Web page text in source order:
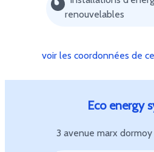
renouvelables
voir les coordonnées de
Eco energy
3 avenue marx dormoy